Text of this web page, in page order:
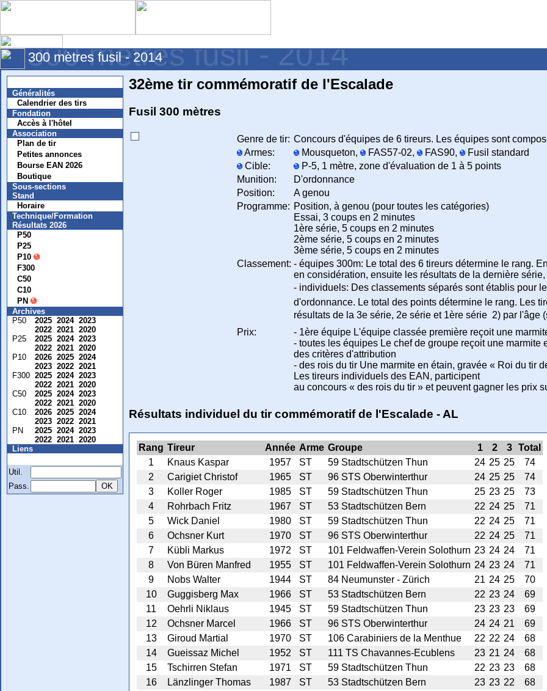
300 mètres fusil - 2014
300 mètres fusil - 2014
Généralités
Calendrier des tirs
Fondation
Accès à l'hôtel
Association
Plan de tir
Petites annonces
Bourse EAN 2026
Boutique
Sous-sections
Stand
Horaire
Technique/Formation
Résultats 2026
P50
P25
P10
F300
C50
C10
PN
Archives
P50
2025 2024 2023
2022 2021 2020
P25
2025 2024 2023
2022 2021 2020
P10
2026 2025 2024
2023 2022 2021
F300 2025 2024 2023
2022 2021 2020
C50
2025 2024 2023
2022 2021 2020
C10
2026 2025 2024
2023 2022 2021
PN
2025 2024 2023
2022 2021 2020
Liens
Util.
Pass.
32ème tir commémoratif de l'Escalade
Fusil 300 mètres
Genre de tir: Concours d'équipes de 6 tireurs. Les équipes sont
Armes:
Mousqueton, FAS57-02, FAS90,
Fusil standard
Cible:
P-5, 1 mètre, zone d'évaluation de 1 à 5 points
Munition:
D'ordonnance
Position:
A genou
Programme: Position, à genou (pour toutes les catégories)
Essai, 3 coups en 2 minutes
1ère série, 5 coups en 2 minutes
2ème série, 5 coups en 2 minutes
3ème série, 5 coups en 2 minutes
Classement: - équipes 300m: Le total des 6 tireurs détermine le rang.
en considération, ensuite les résultats de la dernière
- individuels: Des classements séparés sont établis pour
d'ordonnance. Le total des points détermine le rang. Les
résultats de la 3e série, 2e série et 1ère série  2) par l'âge
Prix:
- 1ère équipe L'équipe classée première reçoit une
- toutes les équipes Le chef de groupe reçoit une
des critères d'attribution
- des rois du tir Une marmite en étain, gravée « Roi du tir
Les tireurs individuels des EAN, participent
au concours « des rois du tir » et peuvent gagner les prix
Résultats individuel du tir commémoratif de l'Escalade - AL
Rang Tireur Année Arme Groupe 1 2 3
Total
1
Knaus Kaspar 1957 ST 59 Stadtschützen Thun 24 25 25
74
2
Carigiet Christof 1965 ST 96 STS Oberwinterthur 24 25 25
74
3
Koller Roger 1985 ST 59 Stadtschützen Thun 25 23 25
73
4
Rohrbach Fritz 1967 ST 53 Stadtschützen Bern 22 24 25
71
5
Wick Daniel 1980 ST 59 Stadtschützen Thun 22 24 25
71
6
Ochsner Kurt 1970 ST 96 STS Oberwinterthur 22 24 25
71
7
Kübli Markus 1972 ST 101 Feldwaffen-Verein Solothurn 23 24 24
71
8
Von Büren Manfred 1955 ST 101 Feldwaffen-Verein Solothurn 24 23 24
71
9
Nobs Walter 1944 ST 84 Neumunster - Zürich 21 24 25
70
10
Guggisberg Max 1966 ST 53 Stadtschützen Bern 22 23 24
69
11
Oehrli Niklaus 1945 ST 59 Stadtschützen Thun 23 23 23
69
12
Ochsner Marcel 1966 ST 96 STS Oberwinterthur 24 24 21
69
13
Giroud Martial 1970 ST 106 Carabiniers de la Menthue 22 22 24
68
14
Gueissaz Michel 1952 ST 111 TS Chavannes-Ecublens 23 21 24
68
15
Tschirren Stefan 1971 ST 59 Stadtschützen Thun 22 23 23
68
16
Länzlinger Thomas 1987 ST 53 Stadtschützen Bern 23 23 22
68